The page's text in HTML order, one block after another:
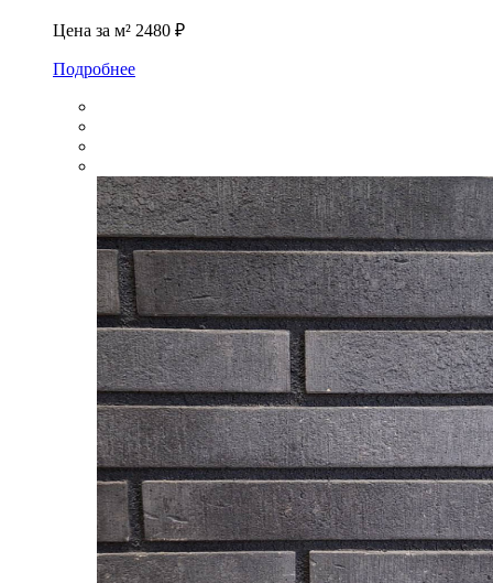
Цена за м² 2480 ₽
Подробнее